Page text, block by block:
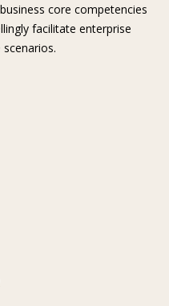
core competencies
facilitate enterprise